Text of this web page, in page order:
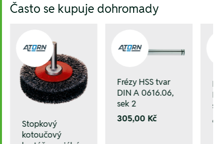
Často se kupuje dohromady
Stopkový
kotoučový
Frézy HSS tvar
DIN A 0616.06,
sek 2
305,00 Kč